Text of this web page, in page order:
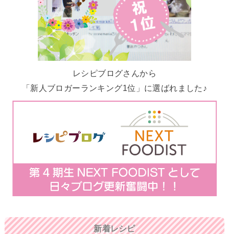
レシピブログさんから
「新人ブロガーランキング1位」に選ばれました♪
新着レシピ